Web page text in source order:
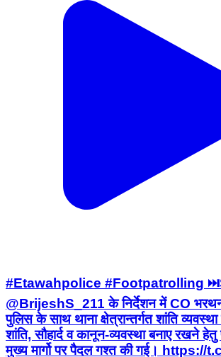
#Etawahpolice #Footpatrolling
@BrijeshS_211 के निर्देशन में CO भरथना
पुलिस के साथ थाना क्षेत्रान्तर्गत शांति
शांति, सौहार्द व कानून-व्यवस्था बनाए रखने हेतु
मुख्य मार्गो पर पैदल गश्त की गई।